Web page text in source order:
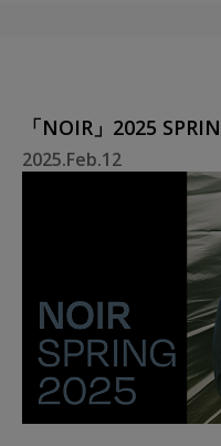
「NOIR」2025
2025.Feb.12